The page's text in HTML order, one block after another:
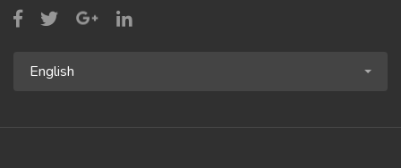
English